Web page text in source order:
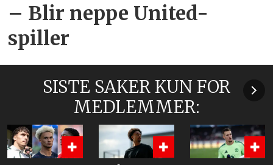
– Blir neppe United-
spiller
SISTE SAKER KUN FOR
MEDLEMMER: